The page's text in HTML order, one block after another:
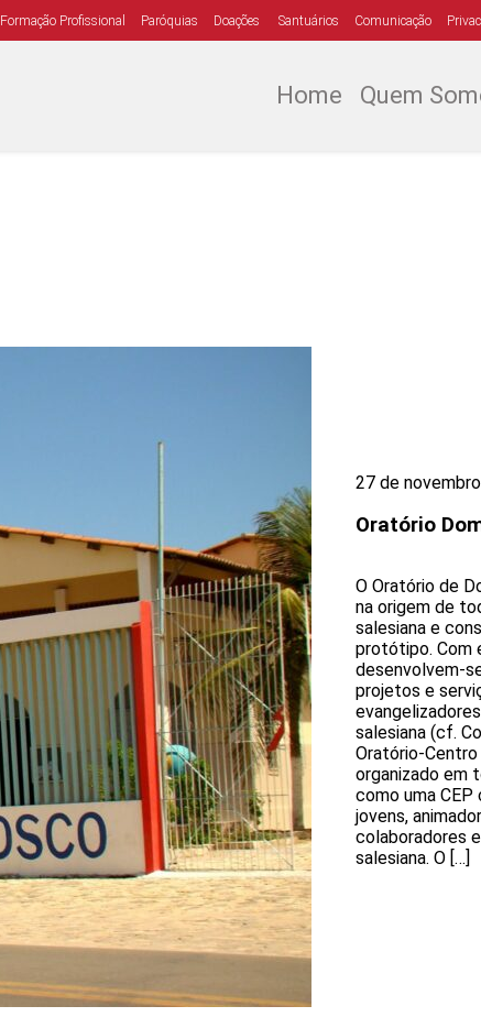
Formação Profissional Paróquias Doações Santuários Comunicação
Home Quem
27 de
Oratório
O Oratório de
na origem de
salesiana e
protótipo. Com
desenvolvem-
projetos e
salesiana (cf.
Oratório-
organizado em
como uma
jovens,
colaboradores
salesiana. O […]